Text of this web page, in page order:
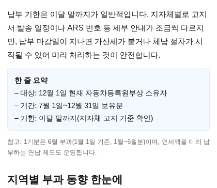
납부 기한은 이달 말까지가 일반적입니다. 지자체별로 고지
서 발송 일정이나 ARS 번호 등 세부 안내가 조금씩 다르지
만, 납부 마감일이 지나면 가산세가 붙거나 체납 절차가 시
작될 수 있어 미리 처리하는 것이 안전합니다.
한 줄 요약
– 대상: 12월 1일 현재 자동차등록원부상 소유자
– 기간: 7월 1일~12월 31일 보유분
– 기한: 이달 말까지(지자체 고지 기준 확인)
참고: 1기분은 6월 부과(1월 1일 기준, 1월~6월분)이며, 연세액을 미리 납
부하는 연납 제도도 운영됩니다.
지역별 부과 동향 한눈에